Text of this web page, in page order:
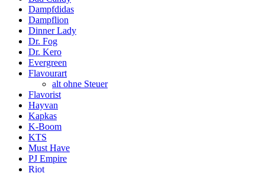
Dampfdidas
Dampflion
Dinner Lady
Dr. Fog
Dr. Kero
Evergreen
Flavourart
alt ohne Steuer
Flavorist
Hayvan
Kapkas
K-Boom
KTS
Must Have
PJ Empire
Riot